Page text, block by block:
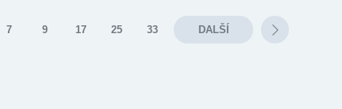
7 9 17 25 33 DALŠÍ